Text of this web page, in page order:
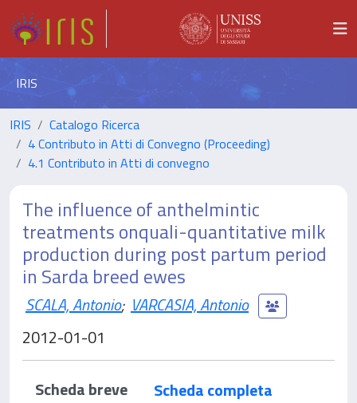
IRIS
IRIS
Catalogo Ricerca
4 Contributo in Atti di Convegno (Proceeding)
4.1 Contributo in Atti di convegno
The influence of anthelmintic
treatments onquali-quantitative milk
production during post partum period
in Sarda breed ewes
SCALA, Antonio; VARCASIA, Antonio
2012-01-01
Scheda breve
Scheda completa